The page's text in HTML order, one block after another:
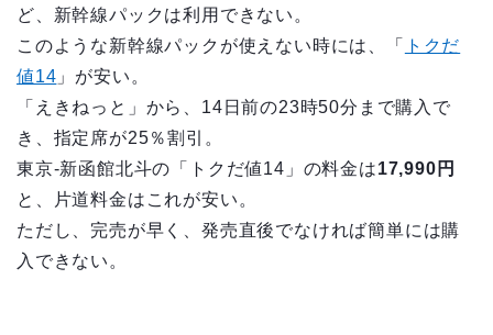
ど、新幹線パックは利用できない。
このような新幹線パックが使えない時には、「
トクだ
値14 」が安い。
「えきねっと」から、14日前の23時50分まで購入で
き、指定席が25％割引。
東京-新函館北斗の「トクだ値14」の料金は17,990円
と、片道料金はこれが安い。
ただし、完売が早く、発売直後でなければ簡単には購
入できない。